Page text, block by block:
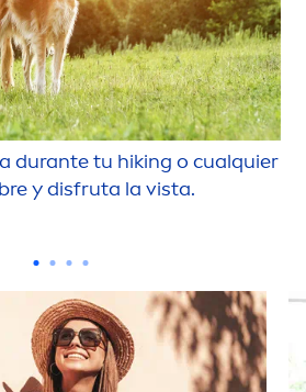
durante tu hiking o cualquier
y disfruta la vista.